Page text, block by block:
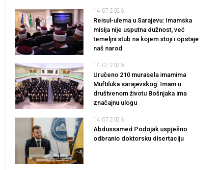
14.07.2026
Reisul-ulema u Sarajevu: Imamska
misija nije usputna dužnost, već
temeljni stub na kojem stoji i opstaje
naš narod
14.07.2026
Uručeno 210 murasela imamima
Muftiluka sarajevskog: Imam u
društvenom životu Bošnjaka ima
značajnu ulogu
14.07.2026
Abdussamed Podojak uspješno
odbranio doktorsku disertaciju